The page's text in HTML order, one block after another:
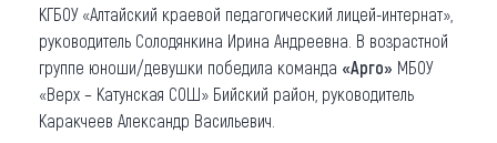
КГБОУ «Алтайский краевой педагогический лицей-интернат»,
руководитель Солодянкина Ирина Андреевна. В возрастной
группе юноши/девушки победила команда «Арго» МБОУ
«Верх – Катунская СОШ» Бийский район, руководитель
Каракчеев Александр Васильевич.